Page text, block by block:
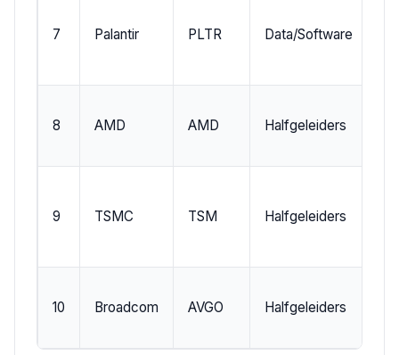
7 Palantir PLTR Data/Software
8 AMD AMD Halfgeleiders
9 TSMC TSM Halfgeleiders
10 Broadcom AVGO Halfgeleiders